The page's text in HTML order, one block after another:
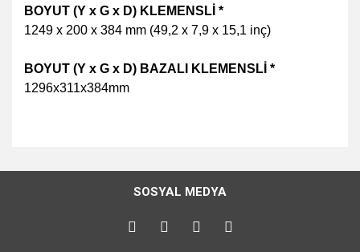
BOYUT (Y x G x D) KLEMENSLİ *
1249 x 200 x 384 mm (49,2 x 7,9 x 15,1 inç)
BOYUT (Y x G x D) BAZALI KLEMENSLİ *
1296x311x384mm
konularda yetersiz gördüğünüz noktaları öneri formunu
kullanarak tarafımıza iletebilirsiniz.
Görüş ve önerileriniz için teşekkür ederiz.
SOSYAL MEDYA